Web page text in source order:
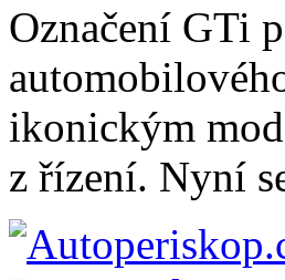
Označení GTi
ikonickým
z řízení. Nyní